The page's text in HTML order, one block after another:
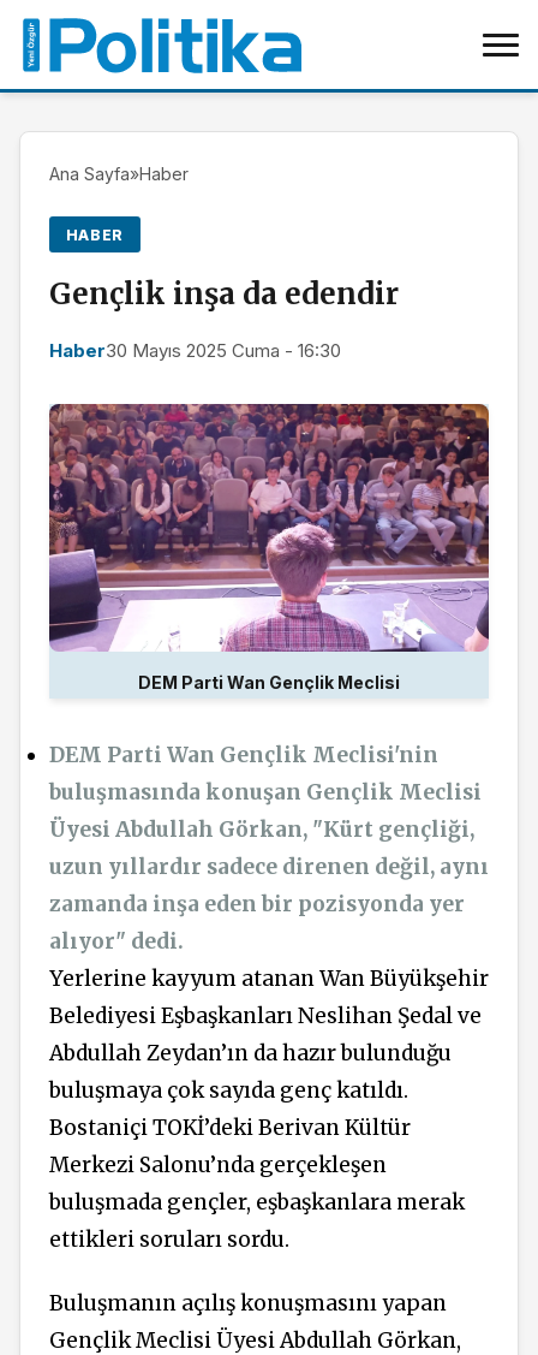
Ana Sayfa»Haber
HABER
Gençlik inşa da edendir
Haber30 Mayıs 2025 Cuma - 16:30
DEM Parti Wan Gençlik Meclisi
DEM Parti Wan Gençlik Meclisi'nin
buluşmasında konuşan Gençlik Meclisi
Üyesi Abdullah Görkan, "Kürt gençliği,
uzun yıllardır sadece direnen değil, aynı
zamanda inşa eden bir pozisyonda yer
alıyor" dedi.
Yerlerine kayyum atanan Wan Büyükşehir
Belediyesi Eşbaşkanları Neslihan Şedal ve
Abdullah Zeydan’ın da hazır bulunduğu
buluşmaya çok sayıda genç katıldı.
Bostaniçi TOKİ’deki Berivan Kültür
Merkezi Salonu’nda gerçekleşen
buluşmada gençler, eşbaşkanlara merak
ettikleri soruları sordu.
Buluşmanın açılış konuşmasını yapan
Gençlik Meclisi Üyesi Abdullah Görkan,